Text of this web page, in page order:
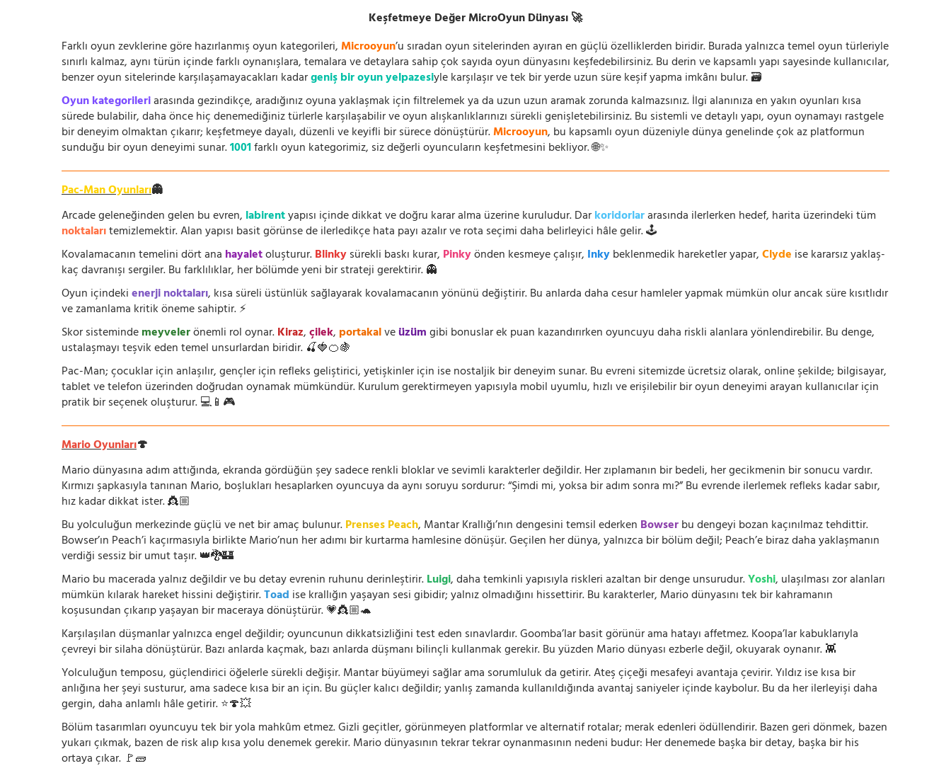
Keşfetmeye Değer MicroOyun Dünyası 🚀
Farklı oyun zevklerine göre hazırlanmış oyun kategorileri,Microoyun’u sıradan oyun sitelerinden ayıran en güçlü özelliklerden biridir. Burada yalnızca temel oyun türleriyle
sınırlı kalmaz, aynı türün içinde farklı oynanışlara, temalara ve detaylara sahip çok sayıda oyun dünyasını keşfedebilirsiniz. Bu derin ve kapsamlı yapı sayesinde kullanıcılar,
benzer oyun sitelerinde karşılaşamayacakları kadargeniş bir oyun yelpazesiyle karşılaşır ve tek bir yerde uzun süre keşif yapma imkânı bulur. 🗃️
Oyun kategorileriarasında gezindikçe, aradığınız oyuna yaklaşmak için filtrelemek ya da uzun uzun aramak zorunda kalmazsınız. İlgi alanınıza en yakın oyunları kısa
sürede bulabilir, daha önce hiç denemediğiniz türlerle karşılaşabilir ve oyun alışkanlıklarınızı sürekli genişletebilirsiniz. Bu sistemli ve detaylı yapı, oyun oynamayı rastgele
bir deneyim olmaktan çıkarır; keşfetmeye dayalı, düzenli ve keyifli bir sürece dönüştürür.Microoyun, bu kapsamlı oyun düzeniyle dünya genelinde çok az platformun
sunduğu bir oyun deneyimi sunar.1001farklı oyun kategorimiz, siz değerli oyuncuların keşfetmesini bekliyor. 🌐✨
Pac-Man Oyunları👻
Arcade geleneğinden gelen bu evren, labirentyapısı içinde dikkat ve doğru karar alma üzerine kuruludur. Darkoridorlararasında ilerlerken hedef, harita üzerindeki tüm
noktalarıtemizlemektir. Alan yapısı basit görünse de ilerledikçe hata payı azalır ve rota seçimi daha belirleyici hâle gelir. 🕹️
Kovalamacanın temelini dört ana hayaletoluşturur.Blinkysürekli baskı kurar, Pinkyönden kesmeye çalışır, Inkybeklenmedik hareketler yapar,Clyde ise kararsız yaklaş-
kaç davranışı sergiler. Bu farklılıklar, her bölümde yeni bir strateji gerektirir. 👻
Oyun içindekienerji noktaları, kısa süreli üstünlük sağlayarak kovalamacanın yönünü değiştirir. Bu anlarda daha cesur hamleler yapmak mümkün olur ancak süre kısıtlıdır
ve zamanlama kritik öneme sahiptir. ⚡
Skor sistemindemeyvelerönemli rol oynar.Kiraz,çilek, portakalveüzümgibi bonuslar ek puan kazandırırken oyuncuyu daha riskli alanlara yönlendirebilir. Bu denge,
ustalaşmayı teşvik eden temel unsurlardan biridir. 🍒🍓🍊🍇
Pac-Man; çocuklar için anlaşılır, gençler için refleks geliştirici, yetişkinler için ise nostaljik bir deneyim sunar. Bu evreni sitemizde ücretsiz olarak, online şekilde; bilgisayar,
tablet ve telefon üzerinden doğrudan oynamak mümkündür. Kurulum gerektirmeyen yapısıyla mobil uyumlu, hızlı ve erişilebilir bir oyun deneyimi arayan kullanıcılar için
pratik bir seçenek oluşturur. 💻📱🎮
Mario Oyunları🍄
Mario dünyasına adım attığında, ekranda gördüğün şey sadece renkli bloklar ve sevimli karakterler değildir. Her zıplamanın bir bedeli, her gecikmenin bir sonucu vardır.
Kırmızı şapkasıyla tanınan Mario, boşlukları hesaplarken oyuncuya da aynı soruyu sordurur: “Şimdi mi, yoksa bir adım sonra mı?” Bu evrende ilerlemek refleks kadar sabır,
hız kadar dikkat ister. 👸🏼
Bu yolculuğun merkezinde güçlü ve net bir amaç bulunur.Prenses Peach, Mantar Krallığı’nın dengesini temsil ederken Bowserbu dengeyi bozan kaçınılmaz tehdittir.
Bowser’ın Peach’i kaçırmasıyla birlikte Mario’nun her adımı bir kurtarma hamlesine dönüşür. Geçilen her dünya, yalnızca bir bölüm değil; Peach’e biraz daha yaklaşmanın
verdiği sessiz bir umut taşır. 👑🐉🏰
Mario bu macerada yalnız değildir ve bu detay evrenin ruhunu derinleştirir.Luigi, daha temkinli yapısıyla riskleri azaltan bir denge unsurudur.Yoshi, ulaşılması zor alanları
mümkün kılarak hareket hissini değiştirir.Toad ise krallığın yaşayan sesi gibidir; yalnız olmadığını hissettirir. Bu karakterler, Mario dünyasını tek bir kahramanın
koşusundan çıkarıp yaşayan bir maceraya dönüştürür. 💗👸🏼🐢
Karşılaşılan düşmanlar yalnızca engel değildir; oyuncunun dikkatsizliğini test eden sınavlardır. Goomba’lar basit görünür ama hatayı affetmez. Koopa’lar kabuklarıyla
çevreyi bir silaha dönüştürür. Bazı anlarda kaçmak, bazı anlarda düşmanı bilinçli kullanmak gerekir. Bu yüzden Mario dünyası ezberle değil, okuyarak oynanır. 👾
Yolculuğun temposu, güçlendirici öğelerle sürekli değişir. Mantar büyümeyi sağlar ama sorumluluk da getirir. Ateş çiçeği mesafeyi avantaja çevirir. Yıldız ise kısa bir
anlığına her şeyi susturur, ama sadece kısa bir an için. Bu güçler kalıcı değildir; yanlış zamanda kullanıldığında avantaj saniyeler içinde kaybolur. Bu da her ilerleyişi daha
gergin, daha anlamlı hâle getirir. ⭐🍄💥
Bölüm tasarımları oyuncuyu tek bir yola mahkûm etmez. Gizli geçitler, görünmeyen platformlar ve alternatif rotalar; merak edenleri ödüllendirir. Bazen geri dönmek, bazen
yukarı çıkmak, bazen de risk alıp kısa yolu denemek gerekir. Mario dünyasının tekrar tekrar oynanmasının nedeni budur: Her denemede başka bir detay, başka bir his
ortaya çıkar. 🚩🧱